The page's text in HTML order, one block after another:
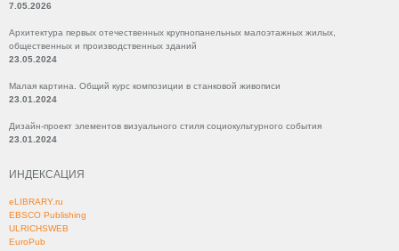
7.05.2026
Архитектура первых отечественных крупнопанельных малоэтажных жилых,
общественных и производственных зданий
23.05.2024
Малая картина. Общий курс композиции в станковой живописи
23.01.2024
Дизайн-проект элементов визуального стиля социокультурного события
23.01.2024
ИНДЕКСАЦИЯ
eLIBRARY.ru
EBSCO Publishing
ULRICHSWEB
EuroPub